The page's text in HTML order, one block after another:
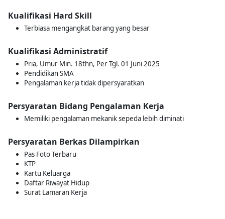
Kualifikasi Hard Skill
Terbiasa mengangkat barang yang besar
Kualifikasi Administratif
Pria, Umur Min. 18thn, Per Tgl. 01 Juni 2025
Pendidikan SMA
Pengalaman kerja tidak dipersyaratkan
Persyaratan Bidang Pengalaman Kerja
Memiliki pengalaman mekanik sepeda lebih diminati
Persyaratan Berkas Dilampirkan
Pas Foto Terbaru
KTP
Kartu Keluarga
Daftar Riwayat Hidup
Surat Lamaran Kerja